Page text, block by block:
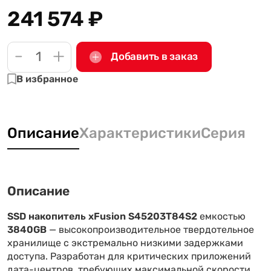
241 574₽
- + Добавить в заказ
В избранное
ОписаниеХарактеристикиСерия
Описание
SSD накопитель xFusion S45203T84S2емкостью
3840GB — высокопроизводительное твердотельное
хранилище с экстремально низкими задержками
доступа. Разработан для критических приложений